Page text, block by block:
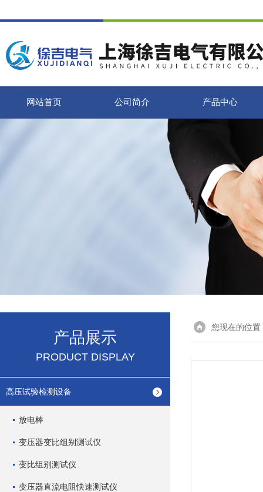
网站首页 公司简介 产品中心
产品展示
PRODUCT DISPLAY
高压试验检测设备
放电棒
变压器变比组别测试仪
变比组别测试仪
变压器直流电阻快速测试仪
您现在的位置